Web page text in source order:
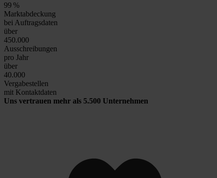
99 %
Marktabdeckung
bei Auftragsdaten
über
450.000
Ausschreibungen
pro Jahr
über
40.000
Vergabestellen
mit Kontaktdaten
Uns vertrauen mehr als 5.500 Unternehmen